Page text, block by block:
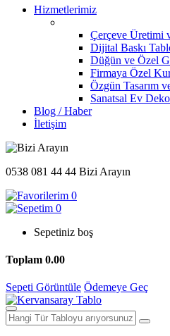
Hizmetlerimiz
Çerçeve Üretimi
Dijital Baskı
Düğün ve Özel
Firmaya Özel
Özgün Tasarım
Sanatsal Ev
Blog / Haber
İletişim
0538 081 44 44 Bizi Arayın
0
0
Sepetiniz boş
Toplam 0.00
Sepeti Görüntüle Ödemeye Geç